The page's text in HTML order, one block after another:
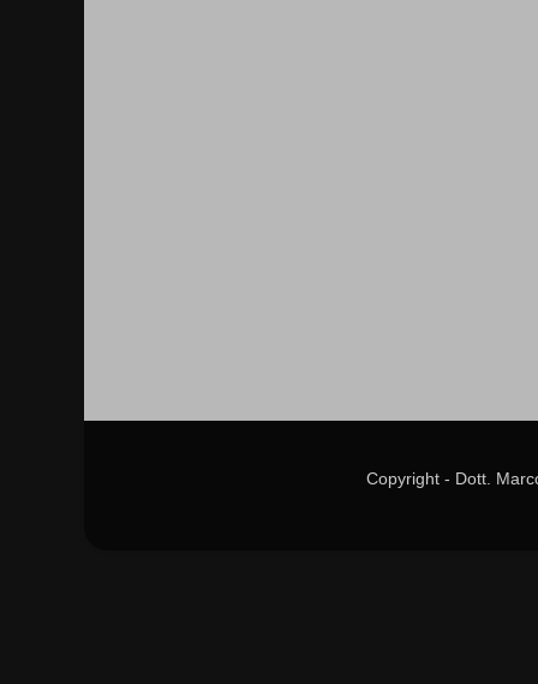
Copyright - Dott.